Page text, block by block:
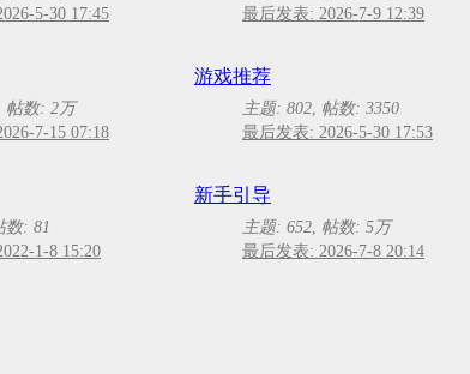
5-30 17:45
最后发表: 2026-7-9 12:39
帖数: 2万
7-15 07:18
游戏推荐
主题: 802 帖数: 3350
最后发表: 2026-5-30 17:53
数: 81
1-8 15:20
新手引导
主题: 652 帖数: 5万
最后发表: 2026-7-8 20:14